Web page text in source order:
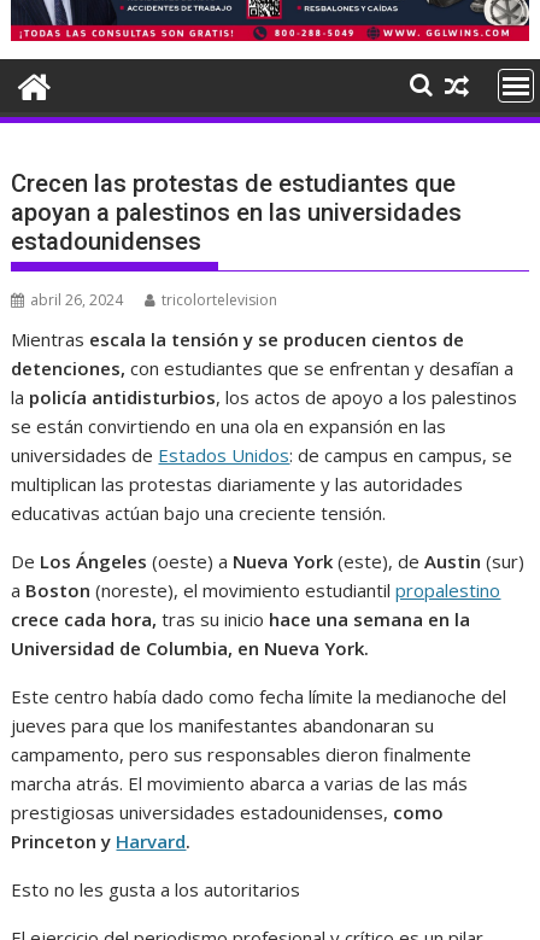
Crecen las protestas de estudiantes que
apoyan a palestinos en las universidades
estadounidenses
abril 26, 2024 tricolortelevision
Mientras escala la tensión y se producen cientos de
detenciones,con estudiantes que se enfrentan y desafían a
la policía antidisturbios, los actos de apoyo a los palestinos
se están convirtiendo en una ola en expansión en las
universidades de Estados Unidos: de campus en campus, se
multiplican las protestas diariamente y las autoridades
educativas actúan bajo una creciente tensión.
De Los Ángeles (oeste) a Nueva York(este), deAustin (sur)
a Boston(noreste), el movimiento estudiantilpropalestino
crece cada hora,tras su inicio hace una semana en la
Universidad de Columbia, en Nueva York.
Este centro había dado como fecha límite la medianoche del
jueves para que los manifestantes abandonaran su
campamento, pero sus responsables dieron finalmente
marcha atrás. El movimiento abarca a varias de las más
prestigiosas universidades estadounidenses, como
Princeton y Harvard.
Esto no les gusta a los autoritarios